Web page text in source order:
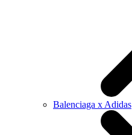
Balenciaga x Adidas